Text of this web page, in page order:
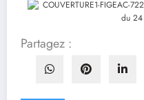
Partagez :